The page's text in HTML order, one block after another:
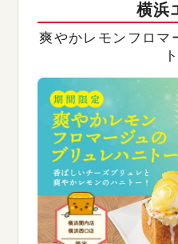
横浜
爽やかレモンフロマ